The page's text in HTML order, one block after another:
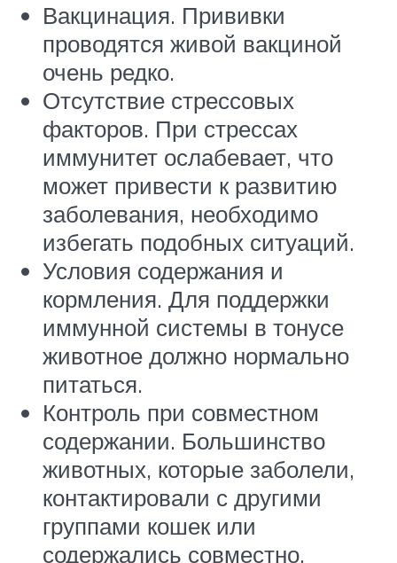
Вакцинация. Прививки
проводятся живой вакциной
очень редко.
Отсутствие стрессовых
факторов. При стрессах
иммунитет ослабевает, что
может привести к развитию
заболевания, необходимо
избегать подобных ситуаций.
Условия содержания и
кормления. Для поддержки
иммунной системы в тонусе
животное должно нормально
питаться.
Контроль при совместном
содержании. Большинство
животных, которые заболели,
контактировали с другими
группами кошек или
содержались совместно.